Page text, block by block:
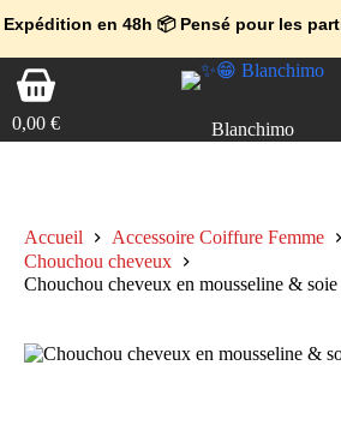
en 48h 📦 Pensé pour les particuliers
🔥 Déjà adopté par les pros 👉 Passez
💼 Offres réservées aux professionnels
PasserPanier
d’achat
0,00 € Blanchimo
Accueil
Accessoire Coiffure Femme
Chouchou cheveux
Chouchou cheveux en mousseline &